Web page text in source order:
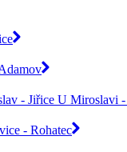
- Jiřice U Miroslavi
- Rohatec